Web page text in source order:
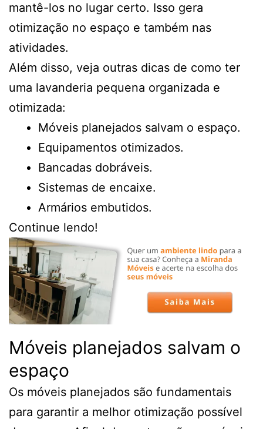
mantê-los no lugar certo. Isso gera
otimização no espaço e também nas
atividades.
Além disso, veja outras dicas de como ter
uma lavanderia pequena organizada e
otimizada:
Móveis planejados salvam o espaço.
Equipamentos otimizados.
Bancadas dobráveis.
Sistemas de encaixe.
Armários embutidos.
Continue lendo!
Móveis planejados salvam o
espaço
Os móveis planejados são fundamentais
para garantir a melhor otimização possível